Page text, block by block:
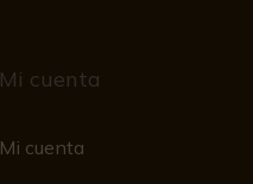
Mi cuenta
Mi cuenta